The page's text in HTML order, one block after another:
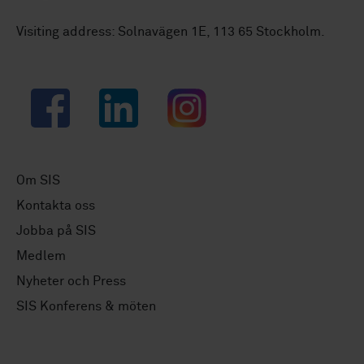
Visiting address: Solnavägen 1E, 113 65 Stockholm.
Facebook LinkedIn Instagram
Om SIS
Kontakta oss
Jobba på SIS
Medlem
Nyheter och Press
SIS Konferens & möten